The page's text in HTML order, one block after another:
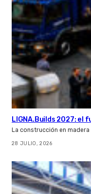
LIGNA.Builds 2027: el
La construcción en
28 JULIO, 2026